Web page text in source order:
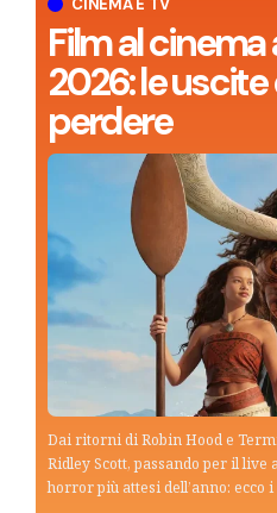
CINEMA E TV
Film al
2026: le
perdere
Dai ritorni di Robin Hood e
Ridley Scott, passando per il
horror più attesi dell’anno: